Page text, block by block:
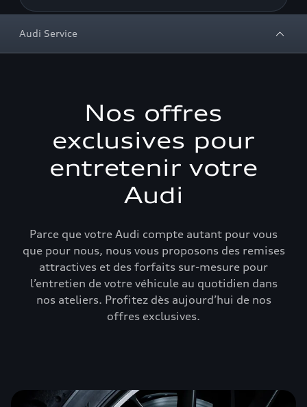
Audi Service
Nos offres
exclusives pour
entretenir votre
Audi
Parce que votre Audi compte autant pour vous
que pour nous, nous vous proposons des remises
attractives et des forfaits sur-mesure pour
l’entretien de votre véhicule au quotidien dans
nos ateliers. Profitez dès aujourd’hui de nos
offres exclusives.